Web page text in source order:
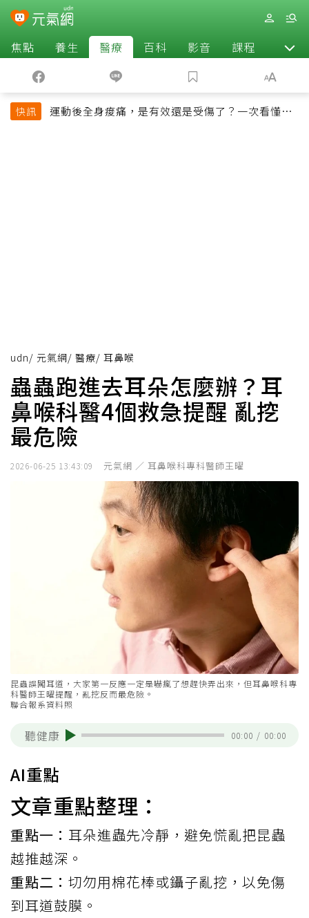
焦點 養生 醫療 百科 影音 課程 退休
快訊
運動後全身痠痛，是有效還是受傷了？一次看懂延
udn/ 元氣網/ 醫療/ 耳鼻喉
蟲蟲跑進去耳朵怎麼辦？耳
鼻喉科醫4個救急提醒 亂挖
最危險
2026-06-25 13:43:09 元氣網 ／ 耳鼻喉科專科醫師王曜
昆蟲誤闖耳道，大家第一反應一定是嚇瘋了想趕快弄出來，但耳鼻喉科專
科醫師王曜提醒，亂挖反而最危險。
聯合報系資料照
聽健康 00:00 / 00:00
AI重點
文章重點整理：
重點一： 耳朵進蟲先冷靜，避免慌亂把昆蟲
越推越深。
重點二： 切勿用棉花棒或鑷子亂挖，以免傷
到耳道鼓膜。